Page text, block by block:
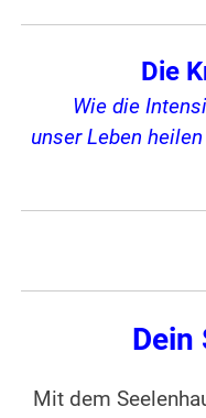
Die
Wie die
unser Leben
Dein
Mit dem